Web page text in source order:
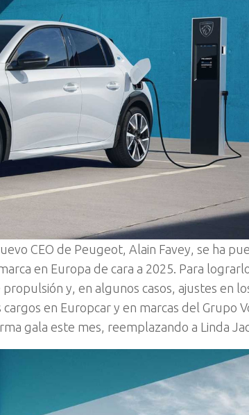
CEO de Peugeot, Alain Favey, se ha
en Europa de cara a 2025. Para
y, en algunos casos, ajustes en
en Europcar y en marcas del Grupo
gala este mes, reemplazando a Linda